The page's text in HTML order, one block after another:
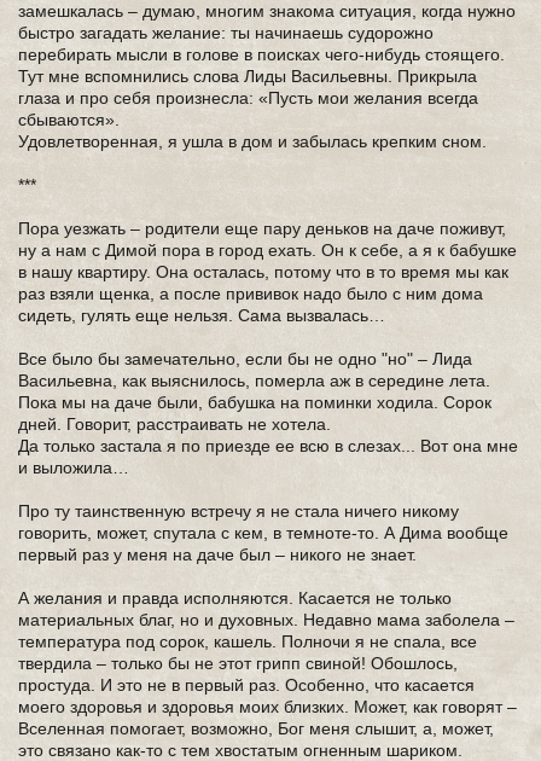
замешкалась – думаю, многим знакома ситуация, когда нужно
быстро загадать желание: ты начинаешь судорожно
перебирать мысли в голове в поисках чего-нибудь стоящего.
Тут мне вспомнились слова Лиды Васильевны. Прикрыла
глаза и про себя произнесла: «Пусть мои желания всегда
сбываются».
Удовлетворенная, я ушла в дом и забылась крепким сном.
***
Пора уезжать – родители еще пару деньков на даче поживут,
ну а нам с Димой пора в город ехать. Он к себе, а я к бабушке
в нашу квартиру. Она осталась, потому что в то время мы как
раз взяли щенка, а после прививок надо было с ним дома
сидеть, гулять еще нельзя. Сама вызвалась…
Все было бы замечательно, если бы не одно "но" – Лида
Васильевна, как выяснилось, померла аж в середине лета.
Пока мы на даче были, бабушка на поминки ходила. Сорок
дней. Говорит, расстраивать не хотела.
Да только застала я по приезде ее всю в слезах... Вот она мне
и выложила…
Про ту таинственную встречу я не стала ничего никому
говорить, может, спутала с кем, в темноте-то. А Дима вообще
первый раз у меня на даче был – никого не знает.
А желания и правда исполняются. Касается не только
материальных благ, но и духовных. Недавно мама заболела –
температура под сорок, кашель. Полночи я не спала, все
твердила – только бы не этот грипп свиной! Обошлось,
простуда. И это не в первый раз. Особенно, что касается
моего здоровья и здоровья моих близких. Может, как говорят –
Вселенная помогает, возможно, Бог меня слышит, а, может,
это связано как-то с тем хвостатым огненным шариком.